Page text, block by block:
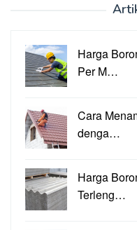
Harga
Per M…
Cara
denga…
Harga
Terleng…